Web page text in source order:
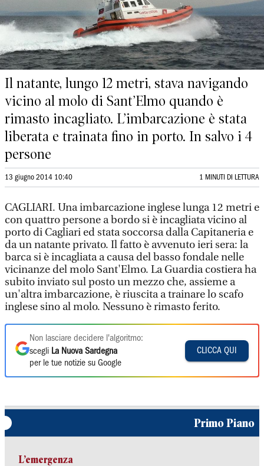
Il natante, lungo 12 metri, stava navigando
vicino al molo di Sant’Elmo quando è
rimasto incagliato. L’imbarcazione è stata
liberata e trainata fino in porto. In salvo i 4
persone
13 giugno 2014 10:40 1 MINUTI DI LETTURA
CAGLIARI. Una imbarcazione inglese lunga 12 metri e
con quattro persone a bordo si è incagliata vicino al
porto di Cagliari ed stata soccorsa dalla Capitaneria e
da un natante privato. Il fatto è avvenuto ieri sera: la
barca si è incagliata a causa del basso fondale nelle
vicinanze del molo Sant'Elmo. La Guardia costiera ha
subito inviato sul posto un mezzo che, assieme a
un'altra imbarcazione, è riuscita a trainare lo scafo
inglese sino al molo. Nessuno è rimasto ferito.
Non lasciare decidere l'algoritmo:
scegli La Nuova Sardegna
per le tue notizie su Google
CLICCA QUI
Primo Piano
L’emergenza